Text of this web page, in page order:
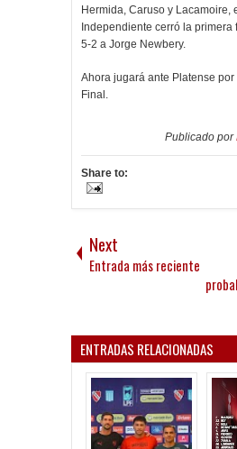
Hermida, Caruso y Lacamoire,
Independiente cerró la primera
5-2 a Jorge Newbery.
Ahora jugará ante Platense por
Final.
Publicado por
Share to:
Next
Entrada más reciente
ENTRADAS RELACIONADAS